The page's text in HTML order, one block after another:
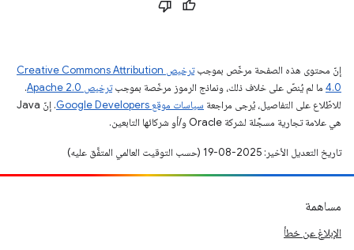
إنّ محتوى هذه الصفحة مرخّص بموجب
ترخيص Creative Commons Attribution
4.0‏ ما لم يُنصّ على خلاف ذلك، ونماذج الرموز مرخّصة بموجبترخيص Apache 2.0‏
.
للاطّلاع على التفاصيل، يُرجى مراجعة سياسات موقع Google Developers‏
. إنّ Java
هي علامة تجارية مسجَّلة لشركة Oracle و/أو شركائها التابعين.
تاريخ التعديل الأخير: 2025-08-19 (حسب التوقيت العالمي المتفَّق عليه)
مساهمة
الإبلاغ عن خطأ